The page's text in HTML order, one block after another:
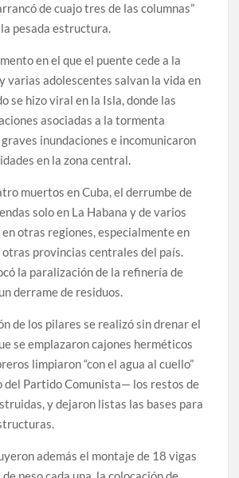
de cuajo tres de las columnas”
pesada estructura.
en el que el puente cede a la
varias adolescentes salvan la vida en
se hizo viral en la Isla, donde las
asociadas a la tormenta
inundaciones e incomunicaron
en la zona central.
muertos en Cuba, el derrumbe de
solo en La Habana y de varios
otras regiones, especialmente en
otras provincias centrales del país.
la paralización de la refinería de
derrame de residuos.
de los pilares se realizó sin drenar el
se emplazaron cajones herméticos
limpiaron “con el agua al cuello”
del Partido Comunista— los restos de
y dejaron listas las bases para
además el montaje de 18 vigas